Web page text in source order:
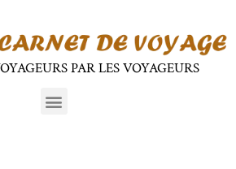
PAR LES VOYAGEURS
Menu